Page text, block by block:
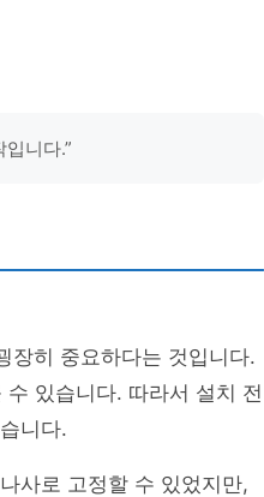
니다.”
장히 중요하다는 것입니다.
있습니다. 따라서 설치 전
니다.
사로 고정할 수 있었지만,